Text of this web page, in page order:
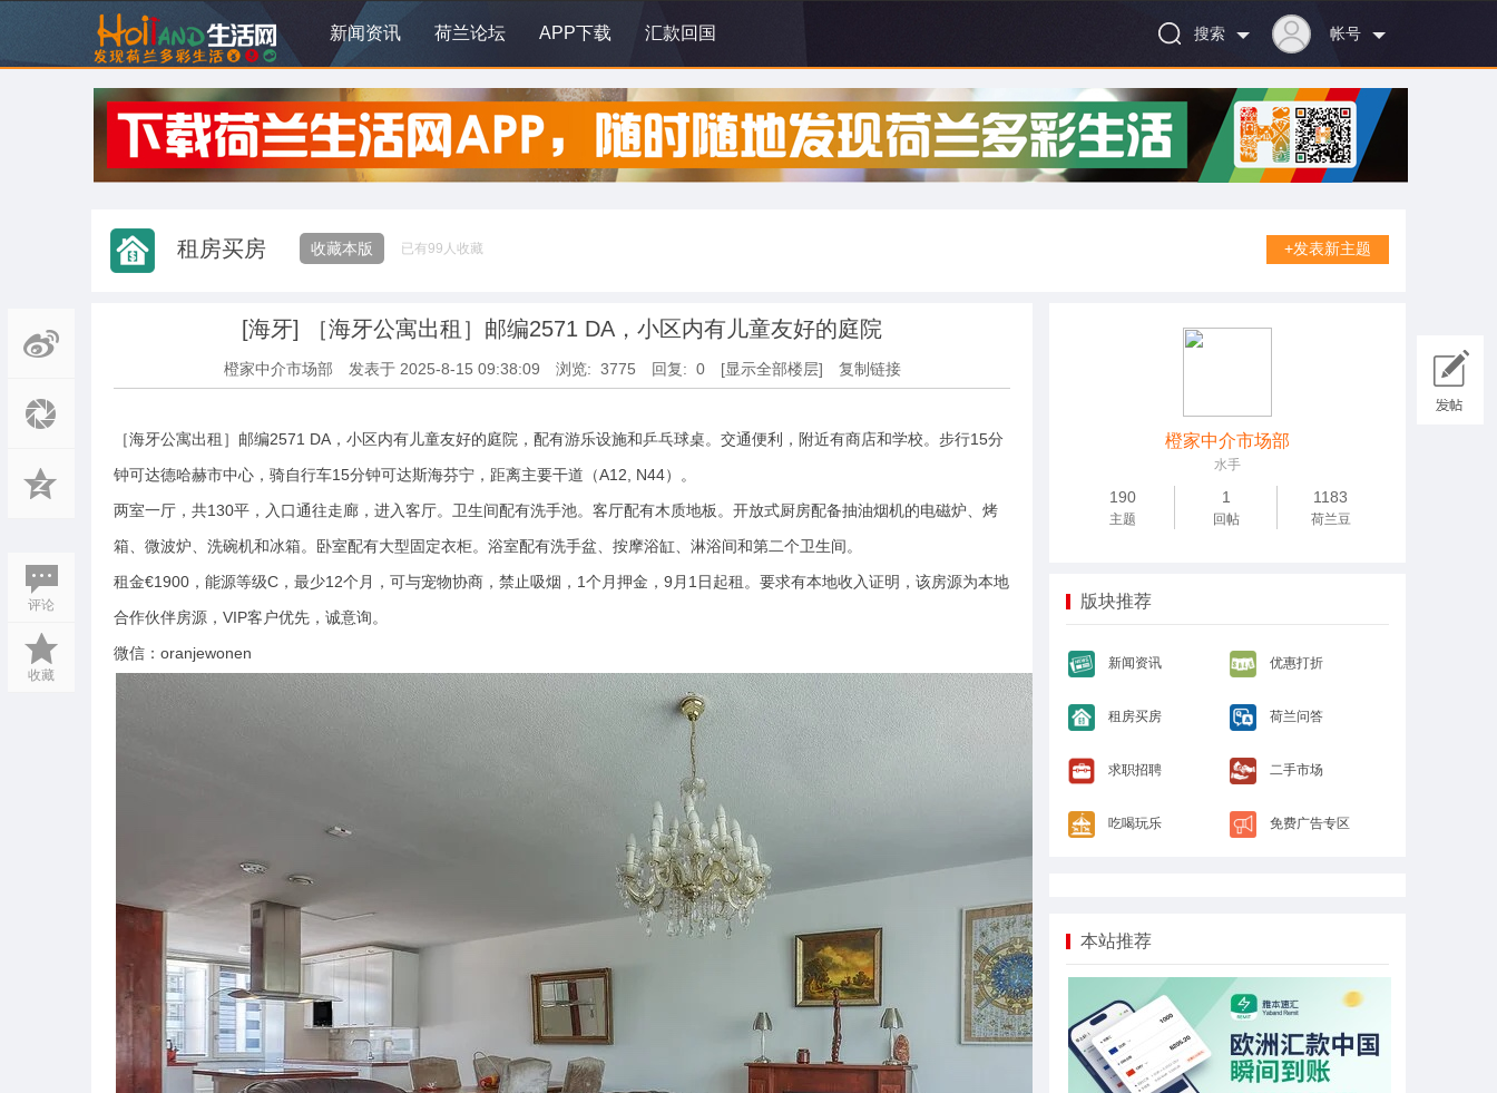
新闻资讯 荷兰论坛 APP下载 汇款回国 帐号
搜索
租房买房 收藏本版 已有99 人收藏 +发表新主题
评论
收藏
[海牙] ［海牙公寓出租］邮编2571 DA，小区内有儿童友好的庭院
橙家中介市场部 发表于 2025-8-15 09:38:09 浏览: 3775 回复: 0 [显示全部楼层] 复制链接
［海牙公寓出租］邮编2571 DA，小区内有儿童友好的庭院，配有游乐设施和乒乓球桌。交通便利，附近有商店和学校。步行15分
钟可达德哈赫市中心，骑自行车15分钟可达斯海芬宁，距离主要干道（A12, N44）。
两室一厅，共130平，入口通往走廊，进入客厅。卫生间配有洗手池。客厅配有木质地板。开放式厨房配备抽油烟机的电磁炉、烤
箱、微波炉、洗碗机和冰箱。卧室配有大型固定衣柜。浴室配有洗手盆、按摩浴缸、淋浴间和第二个卫生间。
租金€1900，能源等级C，最少12个月，可与宠物协商，禁止吸烟，1个月押金，9月1日起租。要求有本地收入证明，该房源为本地
合作伙伴房源，VIP客户优先，诚意询。
微信：oranjewonen
橙家中介市场部
水手
190
主题
1
回帖
1183
荷兰豆
版块推荐
新闻资讯 优惠打折
租房买房 荷兰问答
求职招聘 二手市场
吃喝玩乐 免费广告专区
本站推荐